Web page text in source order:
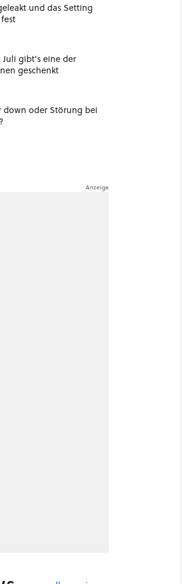
und das Setting
Juli gibt's eine der
geschenkt
down oder Störung bei